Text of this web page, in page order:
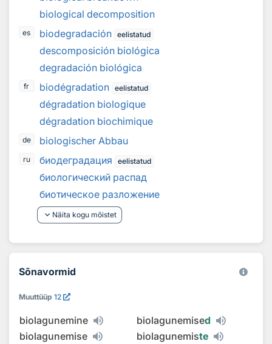
biological decomposition
es biodegradación eelistatud
descomposición biológica
degradación biológica
fr biodégradation eelistatud
dégradation biologique
dégradation biochimique
de biologischer Abbau
ru биодеградация eelistatud
биологический распад
биотическое разложение
keyboard_arrow_down Näita kogu mõistet
Sõnavormid
Muuttüüp 12
biolagunemine biolagunemised
biolagunemise
biolagunemiste